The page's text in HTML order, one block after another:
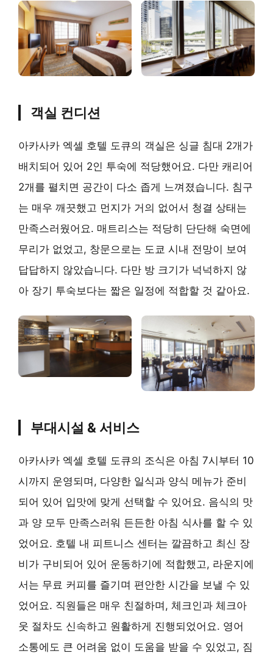
객실 컨디션
아카사카 엑셀 호텔 도큐의 객실은 싱글 침대 2개가
배치되어 있어 2인 투숙에 적당했어요. 다만 캐리어
2개를 펼치면 공간이 다소 좁게 느껴졌습니다. 침구
는 매우 깨끗했고 먼지가 거의 없어서 청결 상태는
만족스러웠어요. 매트리스는 적당히 단단해 숙면에
무리가 없었고, 창문으로는 도쿄 시내 전망이 보여
답답하지 않았습니다. 다만 방 크기가 넉넉하지 않
아 장기 투숙보다는 짧은 일정에 적합할 것 같아요.
부대시설 & 서비스
아카사카 엑셀 호텔 도큐의 조식은 아침 7시부터 10
시까지 운영되며, 다양한 일식과 양식 메뉴가 준비
되어 있어 입맛에 맞게 선택할 수 있어요. 음식의 맛
과 양 모두 만족스러워 든든한 아침 식사를 할 수 있
었어요. 호텔 내 피트니스 센터는 깔끔하고 최신 장
비가 구비되어 있어 운동하기에 적합했고, 라운지에
서는 무료 커피를 즐기며 편안한 시간을 보낼 수 있
었어요. 직원들은 매우 친절하며, 체크인과 체크아
웃 절차도 신속하고 원활하게 진행되었어요. 영어
소통에도 큰 어려움 없이 도움을 받을 수 있었고, 짐